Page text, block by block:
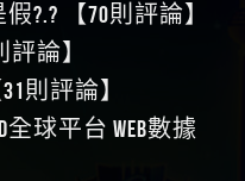
台運算專案是真的嗎
辦 本文教你如何拿
騙嗎 Hoyabit是不是詐
詐騙的錢怎麼辦
詐騙持續收割國人
多元化行銷是詐
騙 KS.M多元化行銷是
的錢怎麼辦 本文教
」深度解析野原
Family & Love是不是詐
野原家 Family & Love是
& Love是詐騙平台
收割國人中【免費
詐騙嗎 元盈橋是不是
橋詐騙的錢怎麼辦
】M.L.Edge利用新
真的嗎 M.L.Edge是不
】M.L.Edge無法出
持續收割國人中【免
是詐騙嗎 Robinhood是
割國人中【免費討回
了黑網不要玩
鎖帳號可以去吃屎
小畢的會員～～
對話來毀謗欸哈哈哈
?.? 【70則評論】
論】
則評論】
球平台 WEB數據